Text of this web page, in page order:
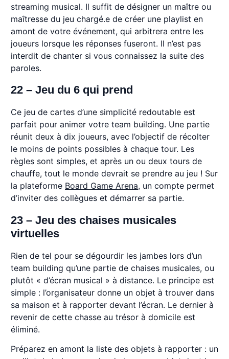
streaming musical. Il suffit de désigner un maître ou
maîtresse du jeu chargé.e de créer une playlist en
amont de votre événement, qui arbitrera entre les
joueurs lorsque les réponses fuseront. Il n’est pas
interdit de chanter si vous connaissez la suite des
paroles.
22 – Jeu du 6 qui prend
Ce jeu de cartes d’une simplicité redoutable est
parfait pour animer votre team building. Une partie
réunit deux à dix joueurs, avec l’objectif de récolter
le moins de points possibles à chaque tour. Les
règles sont simples, et après un ou deux tours de
chauffe, tout le monde devrait se prendre au jeu ! Sur
la plateforme Board Game Arena, un compte permet
d’inviter des collègues et démarrer sa partie.
23 – Jeu des chaises musicales
virtuelles
Rien de tel pour se dégourdir les jambes lors d’un
team building qu’une partie de chaises musicales, ou
plutôt « d’écran musical » à distance. Le principe est
simple : l’organisateur donne un objet à trouver dans
sa maison et à rapporter devant l’écran. Le dernier à
revenir de cette chasse au trésor à domicile est
éliminé.
Préparez en amont la liste des objets à rapporter : un